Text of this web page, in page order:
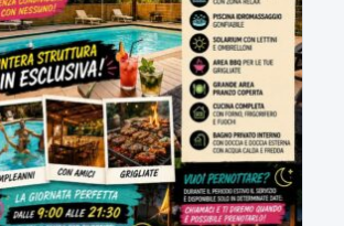
Tirata del Carro ancora in forse,
D'Ambrosio: continuiamo a lavorare
L'assessore comunale alla Cultura di
Mirabella Eclano, Raffaella Rita
D'Ambrosio,...